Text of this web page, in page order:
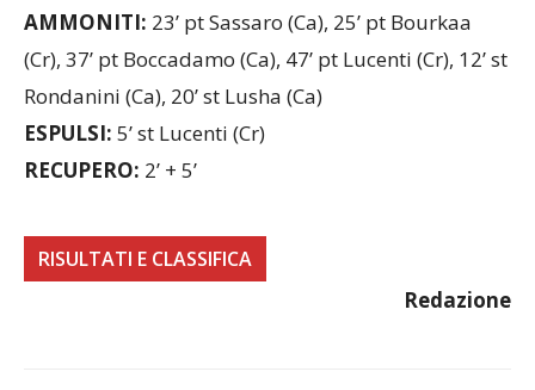
AMMONITI: 23’ pt Sassaro (Ca), 25’ pt Bourkaa
(Cr), 37’ pt Boccadamo (Ca), 47’ pt Lucenti (Cr), 12’ st
Rondanini (Ca), 20’ st Lusha (Ca)
ESPULSI: 5’ st Lucenti (Cr)
RECUPERO: 2’ + 5’
RISULTATI E CLASSIFICA
Redazione